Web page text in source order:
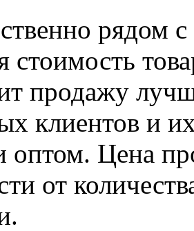
рядом
стоимость
продажу
клиентов и
оптом. Цена
от